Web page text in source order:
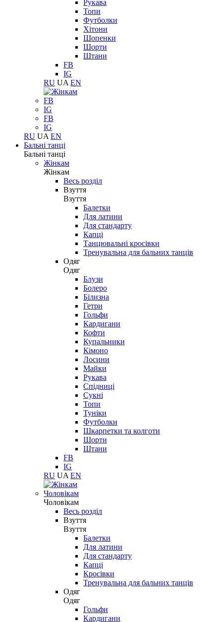
Рукава
Топи
Футболки
Хітони
Шопенки
Шорти
Штани
FB
IG
RU UA EN
FB
IG
FB
IG
RU UA EN
Бальні танці
Бальні танці
Жінкам
Жінкам
Весь розділ
Взуття
Взуття
Балетки
Для латини
Для стандарту
Капці
Танцювальні кросівки
Тренувальна для бальних танців
Одяг
Одяг
Блузи
Болеро
Білизна
Гетри
Гольфи
Кардигани
Кофти
Купальники
Кімоно
Лосини
Майки
Рукава
Спідниці
Сукні
Топи
Туніки
Футболки
Шкарпетки та колготи
Шорти
Штани
FB
IG
RU UA EN
Чоловікам
Чоловікам
Весь розділ
Взуття
Взуття
Балетки
Для латини
Для стандарту
Капці
Кросівки
Тренувальна для бальних танців
Одяг
Одяг
Гольфи
Кардигани